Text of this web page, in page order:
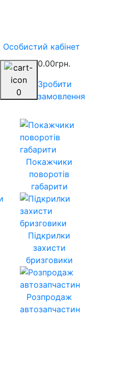
Особистий кабінет
0
0.00грн.
Зробити
замовлення
Покажчики
поворотів
габарити
Підкрилки
захисти
бризговики
Розпродаж
автозапчастин